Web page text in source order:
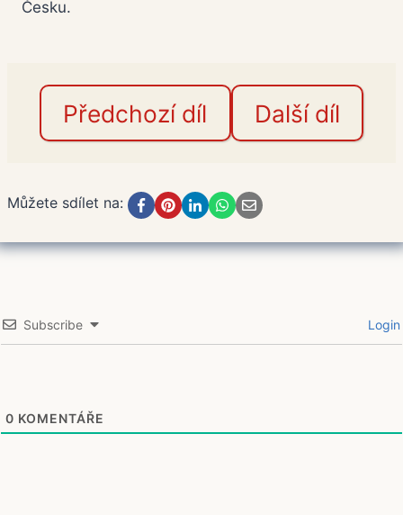
Česku.
Předchozí díl Další díl
Můžete sdílet na:
Subscribe Login
0 KOMENTÁŘE